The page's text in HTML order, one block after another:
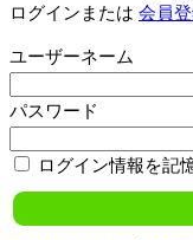
ログインまたは 会員
ユーザーネーム
パスワード
ログイン情報を記